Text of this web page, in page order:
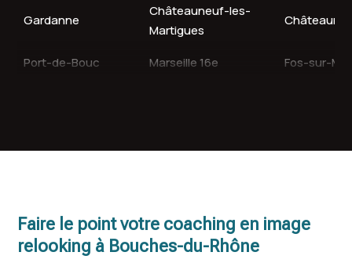
Gardanne
Châteauneuf-les-
Martigues
Port-de-Bouc Marseille 16e
Fos-sur-Mer
Pélissanne Fuveau Gignac-la-
Faire le point votre coaching en image
relooking à Bouches-du-Rhône